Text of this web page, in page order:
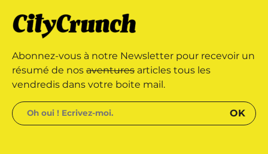
déposée • Tous droits
par Buena Onda Web •
Abonnez-vous à notre Newsletter pour recevoir un
résumé de nos aventures articles tous les
vendredis dans votre boite mail.